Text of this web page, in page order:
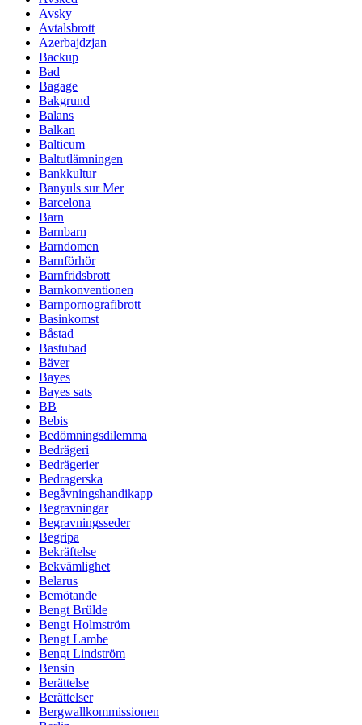
Avsky
Avtalsbrott
Azerbajdzjan
Backup
Bad
Bagage
Bakgrund
Balans
Balkan
Balticum
Baltutlämningen
Bankkultur
Banyuls sur Mer
Barcelona
Barn
Barnbarn
Barndomen
Barnförhör
Barnfridsbrott
Barnkonventionen
Barnpornografibrott
Basinkomst
Båstad
Bastubad
Bäver
Bayes
Bayes sats
BB
Bebis
Bedömningsdilemma
Bedrägeri
Bedrägerier
Bedragerska
Begåvningshandikapp
Begravningar
Begravningsseder
Begripa
Bekräftelse
Bekvämlighet
Belarus
Bemötande
Bengt Brülde
Bengt Holmström
Bengt Lambe
Bengt Lindström
Bensin
Berättelse
Berättelser
Bergwallkommissionen